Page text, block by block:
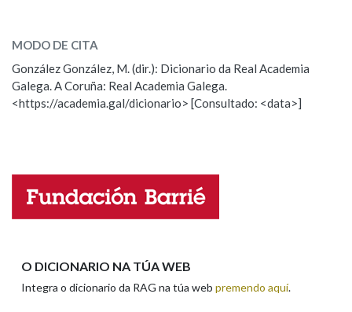
OUTRAS OPCIÓNS DE BUSCA
Marcas gramaticais
ESCOLLE UNHA OPCIÓN:
Observación Hai un erro na palabra
Propoño mellorar a definición
Nome
MODO DE CITA
González González, M. (dir.): Dicionario da Real Academia
Galega. A Coruña: Real Academia Galega.
<https://academia.gal/dicionario> [Consultado: <data>]
O DICIONARIO NA TÚA WEB
Integra o dicionario da RAG na túa web premendo aquí.